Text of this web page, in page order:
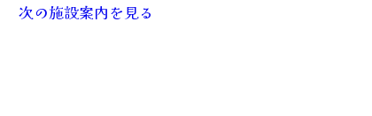
次の施設案内を見る